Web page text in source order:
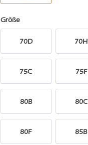
Größe
70D 70H
75C 75F
80B 80C
80F 85B